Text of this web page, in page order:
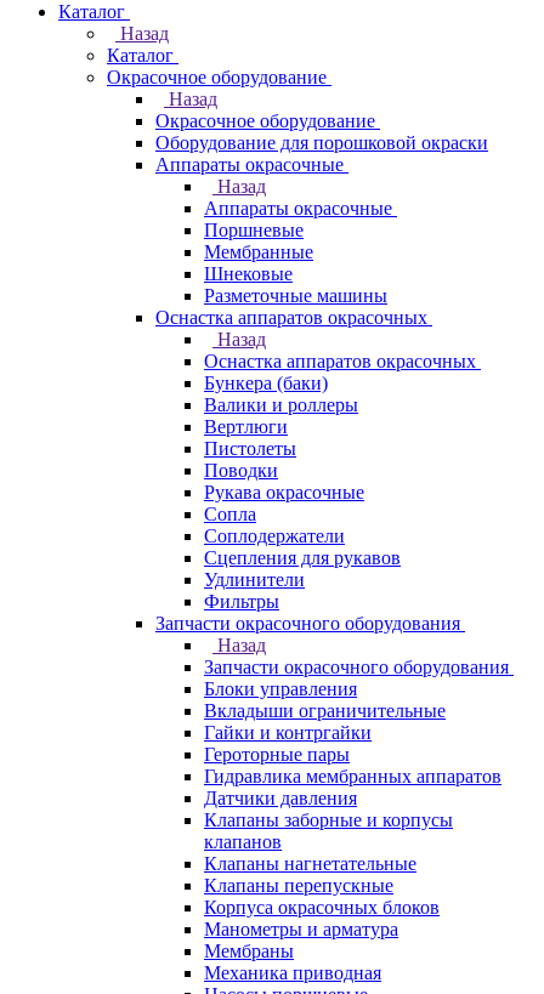
Каталог
Назад
Каталог
Окрасочное оборудование
Назад
Окрасочное оборудование
Оборудование для порошковой окраски
Аппараты окрасочные
Назад
Аппараты окрасочные
Поршневые
Мембранные
Шнековые
Разметочные машины
Оснастка аппаратов окрасочных
Назад
Оснастка аппаратов окрасочных
Бункера (баки)
Валики и роллеры
Вертлюги
Пистолеты
Поводки
Рукава окрасочные
Сопла
Соплодержатели
Сцепления для рукавов
Удлинители
Фильтры
Запчасти окрасочного оборудования
Назад
Запчасти окрасочного оборудования
Блоки управления
Вкладыши ограничительные
Гайки и контргайки
Героторные пары
Гидравлика мембранных аппаратов
Датчики давления
Клапаны заборные и корпусы
клапанов
Клапаны нагнетательные
Клапаны перепускные
Корпуса окрасочных блоков
Манометры и арматура
Мембраны
Механика приводная